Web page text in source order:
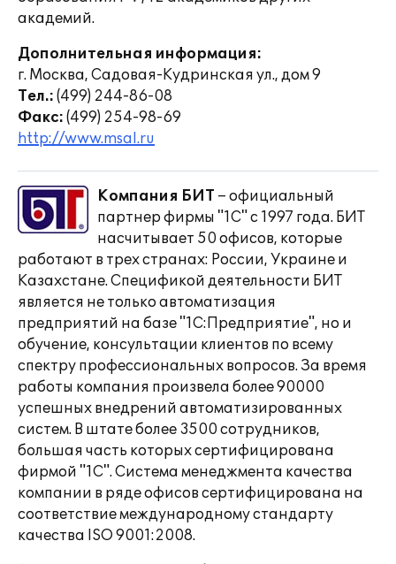
академий.
Дополнительная информация:
г. Москва, Садовая-Кудринская ул., дом 9
Тел.: (499) 244-86-08
Факс: (499) 254-98-69
http://www.msal.ru
Компания БИТ – официальный
партнер фирмы "1С" с 1997 года. БИТ
насчитывает 50 офисов, которые
работают в трех странах: России, Украине и
Казахстане. Спецификой деятельности БИТ
является не только автоматизация
предприятий на базе "1С:Предприятие", но и
обучение, консультации клиентов по всему
спектру профессиональных вопросов. За время
работы компания произвела более 90000
успешных внедрений автоматизированных
систем. В штате более 3500 сотрудников,
большая часть которых сертифицирована
фирмой "1С". Система менеджмента качества
компании в ряде офисов сертифицирована на
соответствие международному стандарту
качества ISO 9001:2008.